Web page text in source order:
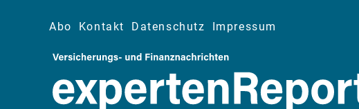
Abo Kontakt Datenschutz Impressum